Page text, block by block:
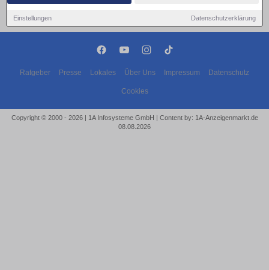
Einstellungen Datenschutzerklärung
Ratgeber Presse Lokales Über Uns Impressum Datenschutz
Cookies
Copyright © 2000 - 2026 | 1A Infosysteme GmbH | Content by: 1A-Anzeigenmarkt.de
08.08.2026